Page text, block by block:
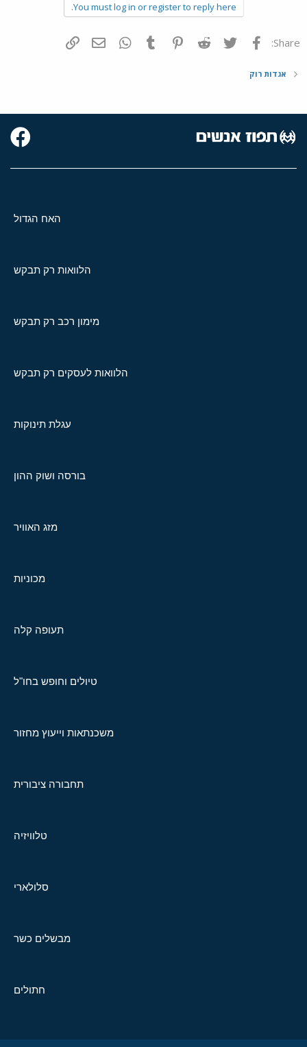
You must log in or register to reply here.
Share: פייסבוק Twitter
Reddit
Pinterest
Tumblr
WhatsAppדואר אלקטרוני
אגדות רוק
האח הגדול
הלוואות רק תבקש
מימון רכב רק תבקש
הלוואות לעסקים רק תבקש
עגלת תינוקות
בורסה ושוק ההון
מזג האוויר
מכוניות
תעופה קלה
טיולים וחופש בחו"ל
משכנתאות וייעוץ מחזור
תחבורה ציבורית
טלוויזיה
סלולארי
מבשלים כשר
חתולים